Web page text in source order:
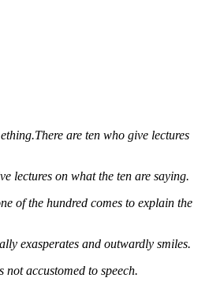
are ten who give lectures
lectures on what the ten are saying.
of the hundred comes to explain the
exasperates and outwardly smiles.
not accustomed to speech.